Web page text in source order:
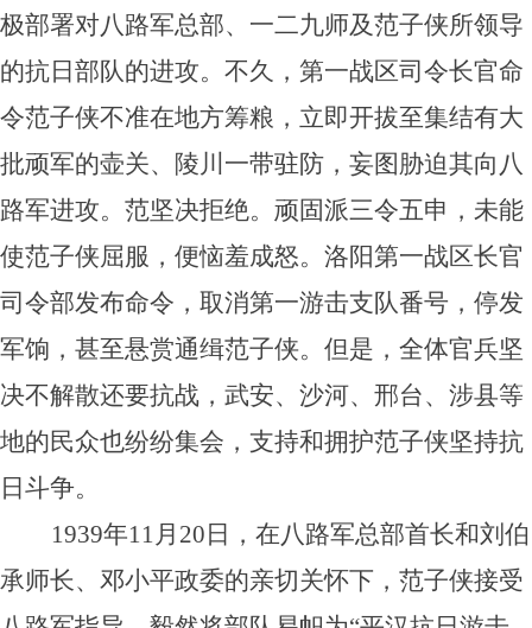
极部署对八路军总部、一二九师及范子侠所领导
的抗日部队的进攻。不久，第一战区司令长官命
令范子侠不准在地方筹粮，立即开拔至集结有大
批顽军的壶关、陵川一带驻防，妄图胁迫其向八
路军进攻。范坚决拒绝。顽固派三令五申，未能
使范子侠屈服，便恼羞成怒。洛阳第一战区长官
司令部发布命令，取消第一游击支队番号，停发
军饷，甚至悬赏通缉范子侠。但是，全体官兵坚
决不解散还要抗战，武安、沙河、邢台、涉县等
地的民众也纷纷集会，支持和拥护范子侠坚持抗
日斗争。
1939年11月20日，在八路军总部首长和刘伯
承师长、邓小平政委的亲切关怀下，范子侠接受